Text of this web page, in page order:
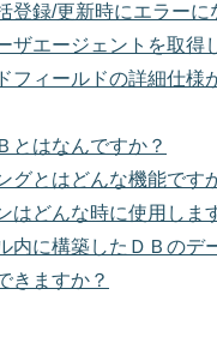
登録/更新時にエラーに
ザエージェントを取得
フィールドの詳細仕様
とはなんですか？
グとはどんな機能です
はどんな時に使用しま
内に構築したＤＢのデ
きますか？